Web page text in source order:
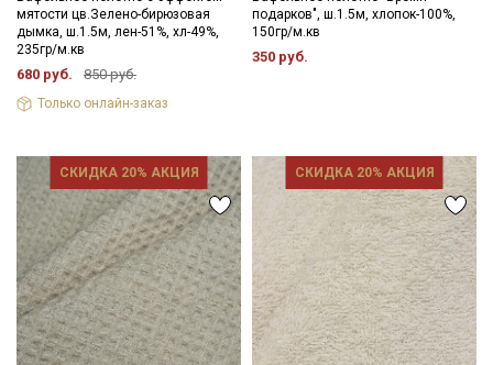
мятости цв.Зелено-бирюзовая
дымка, ш.1.5м, лен-51%, хл-49%,
235гр/м.кв
680 руб. 850 руб.
Только онлайн-заказ
подарков", ш.1.5м, хлопок-100%,
150гр/м.кв
350 руб.
СКИДКА 20% АКЦИЯ СКИДКА 20% АКЦИЯ